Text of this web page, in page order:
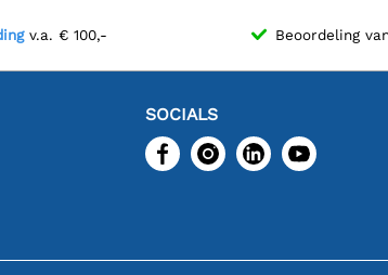
v.a. € 100,- Beoordeling
SOCIALS